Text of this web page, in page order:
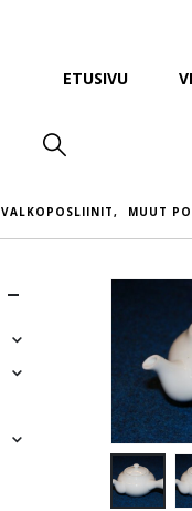
ETUSIVU
VALKOPOSLIINIT, MUUT